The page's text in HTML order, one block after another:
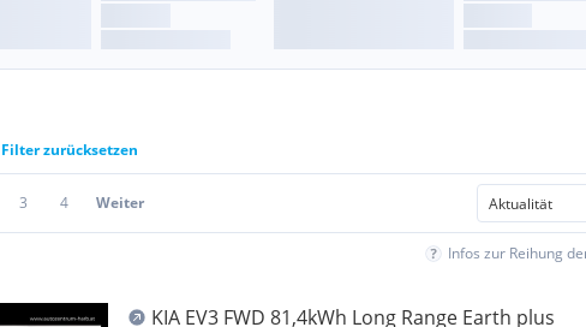
Filter zurücksetzen
3 4 Weiter
Infos zur Reihung
KIA EV3 FWD 81,4kWh Long Range Earth plus